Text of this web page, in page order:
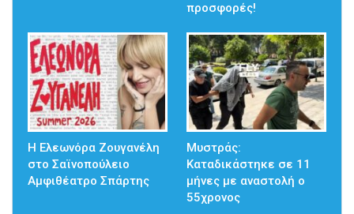
προσφορές!
Η Ελεωνόρα Ζουγανέλη
στο Σαϊνοπούλειο
Αμφιθέατρο Σπάρτης
Μυστράς:
Καταδικάστηκε σε 11
μήνες με αναστολή ο
55χρονος